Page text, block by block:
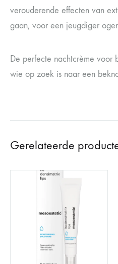
verouderende effecten van
gaan, voor een jeugdiger
De perfecte nachtcrème voor
wie op zoek is naar een
Gerelateerde